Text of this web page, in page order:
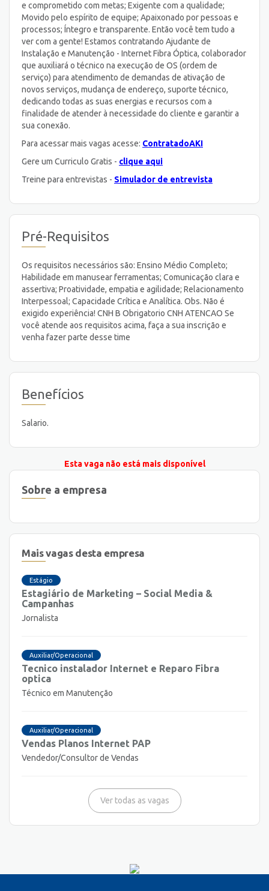
e comprometido com metas; Exigente com a qualidade;
Movido pelo espírito de equipe; Apaixonado por pessoas e
processos; Íntegro e transparente. Então você tem tudo a
ver com a gente! Estamos contratando Ajudante de
Instalação e Manutenção - Internet Fibra Óptica, colaborador
que auxiliará o técnico na execução de OS (ordem de
serviço) para atendimento de demandas de ativação de
novos serviços, mudança de endereço, suporte técnico,
dedicando todas as suas energias e recursos com a
finalidade de atender à necessidade do cliente e garantir a
sua conexão.
Para acessar mais vagas acesse: ContratadoAKI
Gere um Curriculo Gratis - clique aqui
Treine para entrevistas - Simulador de entrevista
Pré-Requisitos
Os requisitos necessários são: Ensino Médio Completo;
Habilidade em manusear ferramentas; Comunicação clara e
assertiva; Proatividade, empatia e agilidade; Relacionamento
Interpessoal; Capacidade Crítica e Analítica. Obs. Não é
exigido experiência! CNH B Obrigatorio CNH ATENCAO Se
você atende aos requisitos acima, faça a sua inscrição e
venha fazer parte desse time
Benefícios
Salario.
Esta vaga não está mais disponível
Sobre a empresa
Mais vagas desta empresa
Estágio
Estagiário de Marketing – Social Media &
Campanhas
Jornalista
Auxiliar/Operacional
Tecnico instalador Internet e Reparo Fibra
optica
Técnico em Manutenção
Auxiliar/Operacional
Vendas Planos Internet PAP
Vendedor/Consultor de Vendas
Ver todas as vagas